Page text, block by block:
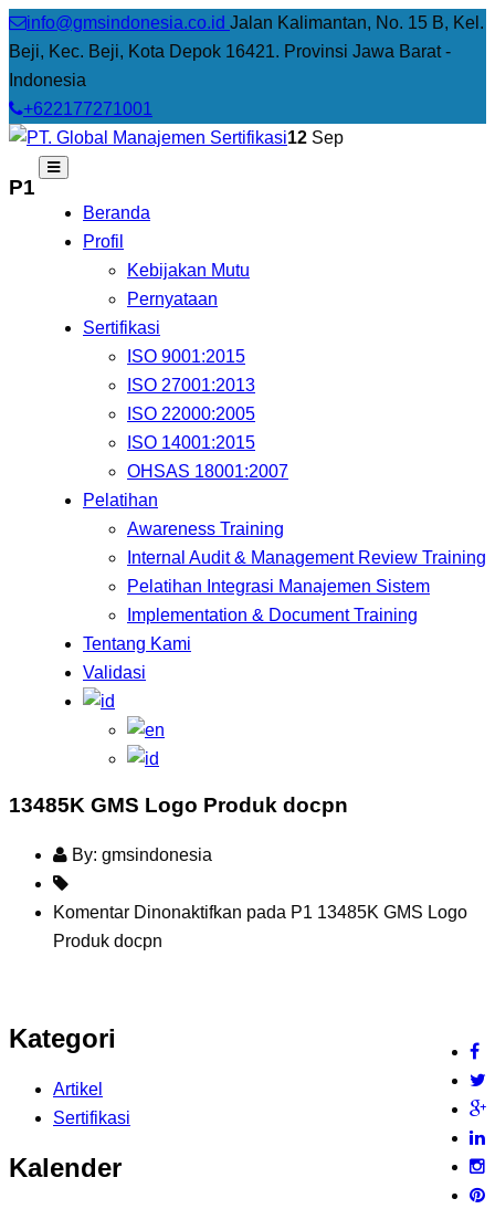
info@gmsindonesia.co.id Jalan Kalimantan, No. 15 B, Kel.
Beji, Kec. Beji, Kota Depok 16421. Provinsi Jawa Barat -
Indonesia
+622177271001
Beranda
Profil
Kebijakan Mutu
Pernyataan
Sertifikasi
ISO 9001:2015
ISO 27001:2013
ISO 22000:2005
ISO 14001:2015
OHSAS 18001:2007
Pelatihan
Awareness Training
Internal Audit & Management Review Training
Pelatihan Integrasi Manajemen Sistem
Implementation & Document Training
Tentang Kami
Validasi
12 Sep
P1
13485K GMS Logo Produk docpn
By: gmsindonesia
Komentar Dinonaktifkan pada P1 13485K GMS Logo
Produk docpn
Kategori
Artikel
Sertifikasi
Kalender